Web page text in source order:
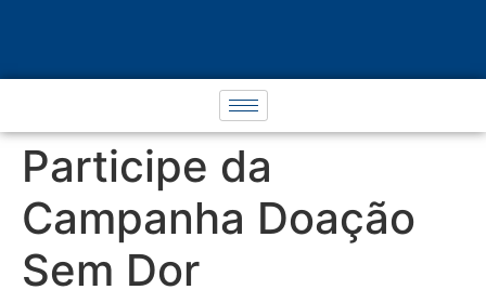
Participe da
Campanha Doação
Sem Dor